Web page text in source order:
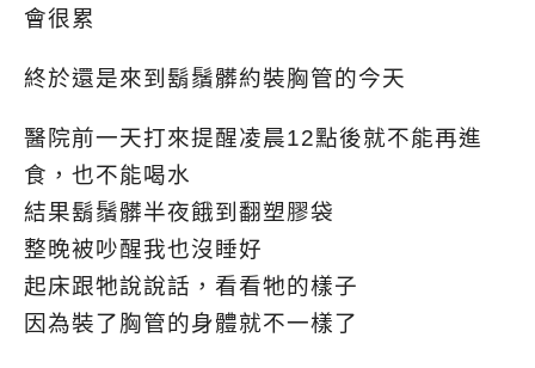
會很累
終於還是來到鬍鬚髒約裝胸管的今天
醫院前一天打來提醒凌晨12點後就不能再進
食，也不能喝水
結果鬍鬚髒半夜餓到翻塑膠袋
整晚被吵醒我也沒睡好
起床跟牠說說話，看看牠的樣子
因為裝了胸管的身體就不一樣了